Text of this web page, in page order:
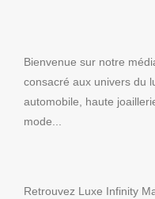
Bienvenue sur notre
consacré aux univers du
automobile, haute
mode...
Retrouvez Luxe Infinity